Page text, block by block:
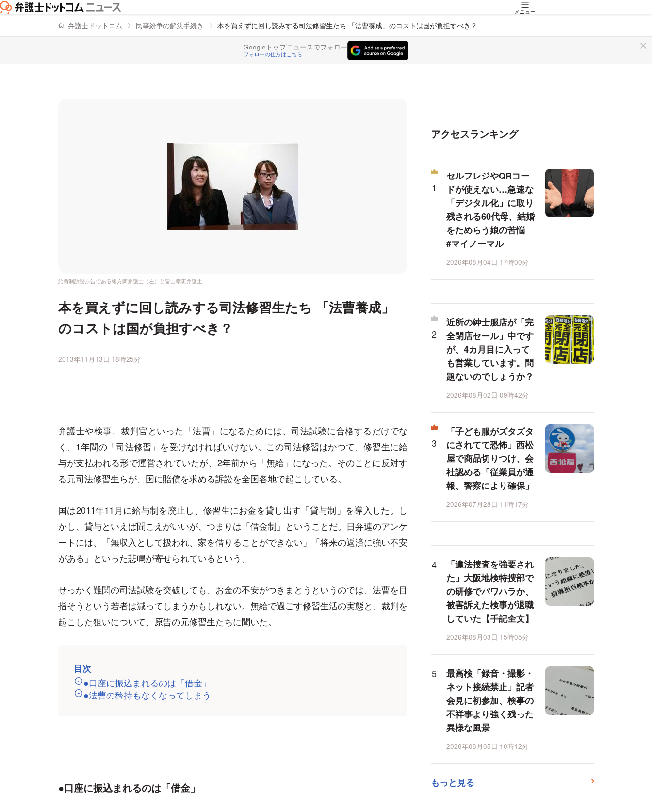
メニュー
弁護士ドットコム 民事紛争の解決手続き 本を買えずに回し読みする司法修習生たち 「法曹養成」のコストは国が負担すべき？
Googleトップニュースでフォロー
フォローの仕方はこちら
給費制訴訟原告である緒方蘭弁護士（左）と畠山幸恵弁護士
本を買えずに回し読みする司法修習生たち 「法曹養成」
のコストは国が負担すべき？
2013年11月13日 18時25分
弁護士や検事、裁判官といった「法曹」になるためには、司法試験に合格するだけでな
く、1年間の「司法修習」を受けなければいけない。この司法修習はかつて、修習生に給
与が支払われる形で運営されていたが、2年前から「無給」になった。そのことに反対す
る元司法修習生らが、国に賠償を求める訴訟を全国各地で起こしている。
国は2011年11月に給与制を廃止し、修習生にお金を貸し出す「貸与制」を導入した。し
かし、貸与といえば聞こえがいいが、つまりは「借金制」ということだ。日弁連のアンケ
ートには、「無収入として扱われ、家を借りることができない」「将来の返済に強い不安
がある」といった悲鳴が寄せられているという。
せっかく難関の司法試験を突破しても、お金の不安がつきまとうというのでは、法曹を目
指そうという若者は減ってしまうかもしれない。無給で過ごす修習生活の実態と、裁判を
起こした狙いについて、原告の元修習生たちに聞いた。
目次
●口座に振込まれるのは「借金」
●法曹の矜持もなくなってしまう
●口座に振込まれるのは「借金」
アクセスランキング
セルフレジやQRコー
ドが使えない…急速な
「デジタル化」に取り
残される60代母、結婚
をためらう娘の苦悩
#マイノーマル
2026年08月04日 17時00分
近所の紳士服店が「完
全閉店セール」中です
が、4カ月目に入って
も営業しています。問
題ないのでしょうか？
2026年08月02日 09時42分
「子ども服がズタズタ
にされてて恐怖」西松
屋で商品切りつけ、会
社認める「従業員が通
報、警察により確保」
2026年07月28日 11時17分
「違法捜査を強要され
た」大阪地検特捜部で
の研修でパワハラか、
被害訴えた検事が退職
していた【手記全文】
2026年08月03日 15時05分
最高検「録音・撮影・
ネット接続禁止」記者
会見に初参加、検事の
不祥事より強く残った
異様な風景
2026年08月05日 10時12分
もっと見る